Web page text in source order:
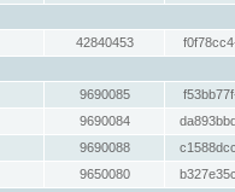
42840453
9690085
9690084
9690088
9650080